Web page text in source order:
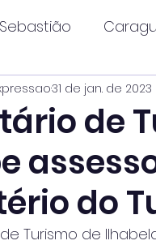
Guaratinguetá
de
do
31 de jan. de 2023
Turismo de